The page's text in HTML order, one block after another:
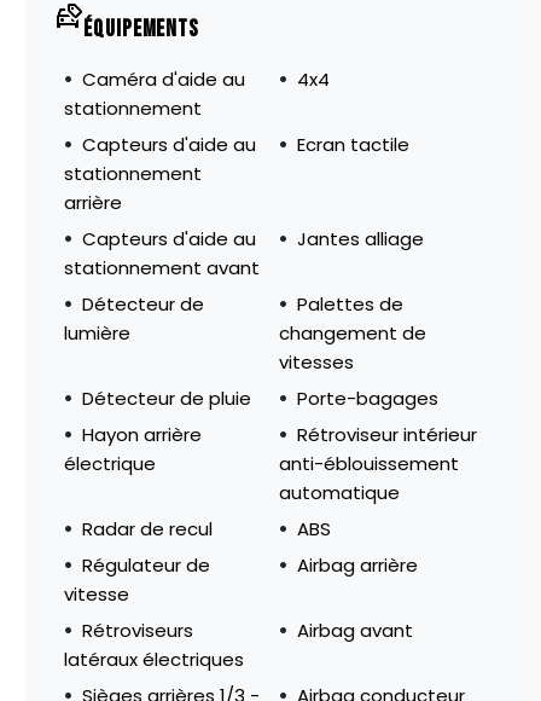
ÉQUIPEMENTS
Caméra d'aide au
stationnement
4x4
Capteurs d'aide au
stationnement
arrière
Ecran tactile
Capteurs d'aide au
stationnement avant
Jantes alliage
Détecteur de
lumière
Palettes de
changement de
vitesses
Détecteur de pluie
Porte-bagages
Hayon arrière
électrique
Rétroviseur intérieur
anti-éblouissement
automatique
Radar de recul
ABS
Régulateur de
vitesse
Airbag arrière
Rétroviseurs
latéraux électriques
Airbag avant